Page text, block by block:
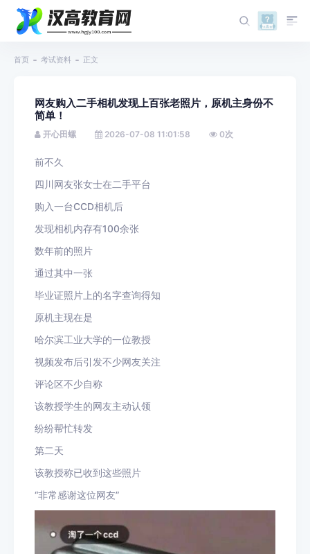
首页 考试资料 正文
网友购入二手相机发现上百张老照片，原机主身份不
简单！
开心田螺 2026-07-08 11:01:58 0次
前不久
四川网友张女士在二手平台
购入一台CCD相机后
发现相机内存有100余张
数年前的照片
通过其中一张
毕业证照片上的名字查询得知
原机主现在是
哈尔滨工业大学的一位教授
视频发布后引发不少网友关注
评论区不少自称
该教授学生的网友主动认领
纷纷帮忙转发
第二天
该教授称已收到这些照片
“非常感谢这位网友”